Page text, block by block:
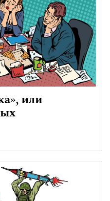
или